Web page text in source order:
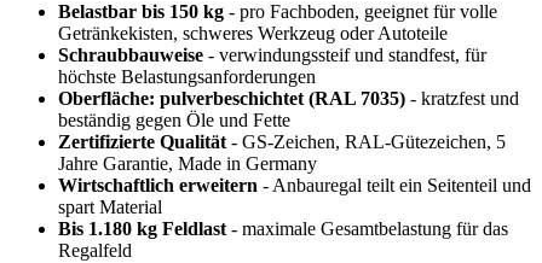
Belastbar bis 150 kg - pro Fachboden, geeignet für volle
Getränkekisten, schweres Werkzeug oder Autoteile
Schraubbauweise - verwindungssteif und standfest, für
höchste Belastungsanforderungen
Oberfläche: pulverbeschichtet (RAL 7035) - kratzfest und
beständig gegen Öle und Fette
Zertifizierte Qualität- GS-Zeichen, RAL-Gütezeichen, 5
Jahre Garantie, Made in Germany
Wirtschaftlich erweitern - Anbauregal teilt ein Seitenteil und
spart Material
Bis 1.180 kg Feldlast- maximale Gesamtbelastung für das
Regalfeld